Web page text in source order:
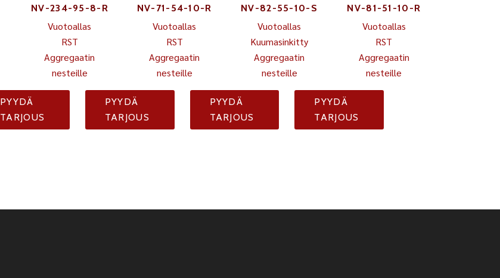
NV-234-95-8-R
Vuotoallas
RST
Aggregaatin
nesteille
PYYDÄ
TARJOUS
NV-71-54-10-R
Vuotoallas
RST
Aggregaatin
nesteille
PYYDÄ
TARJOUS
NV-82-55-10-S
Vuotoallas
Kuumasinkitty
Aggregaatin
nesteille
PYYDÄ
TARJOUS
NV-81-51-10-R
Vuotoallas
RST
Aggregaatin
nesteille
PYYDÄ
TARJOUS